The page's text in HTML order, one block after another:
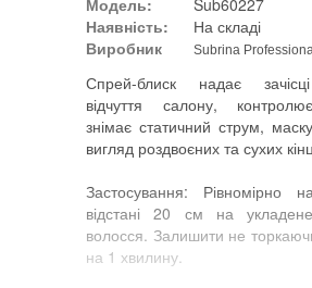
Модель:
Sub60227
Наявність:
На складі
Виробник
Subrina
Спрей-блиск надає
відчуття салону,
знімає статичний струм,
вигляд роздвоєних та сухих
Застосування: Рівномірно
відстані 20 см на
волосся. Залишити не
на 1 хвилину.